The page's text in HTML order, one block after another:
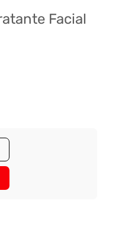
Facial